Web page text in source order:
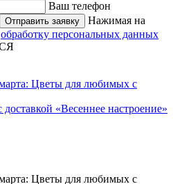
Ваш телефон
Отправить заявку
Нажимая на
обработку персональных данных
«Весеннее настроение»